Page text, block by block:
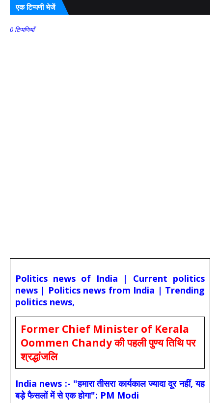
एक टिप्पणी भेजें
0 टिप्पणियाँ
Politics news of India | Current politics
news | Politics news from India | Trending
politics news,
Former Chief Minister of Kerala
Oommen Chandy की पहली पुण्य तिथि पर
श्रद्धांजलि
India news :- "हमारा तीसरा कार्यकाल ज्यादा दूर नहीं, यह
बड़े फैसलों में से एक होगा": PM Modi